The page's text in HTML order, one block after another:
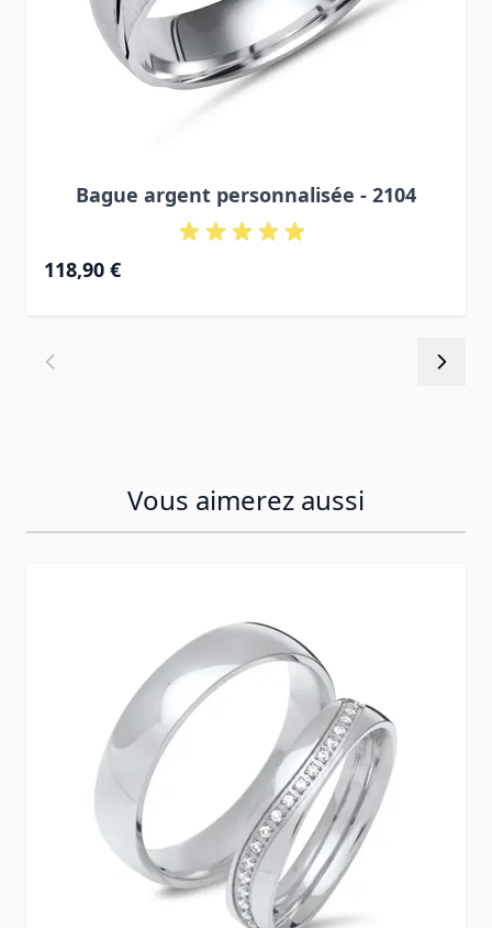
Bague argent personnalisée - 2104
118,90 €
Vous aimerez aussi